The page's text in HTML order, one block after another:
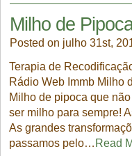
Milho de
Posted on julho 31st,
Terapia de
Rádio Web Immb Milho
Milho de pipoca que
ser milho para sempre!
As grandes
passamos pelo… Read